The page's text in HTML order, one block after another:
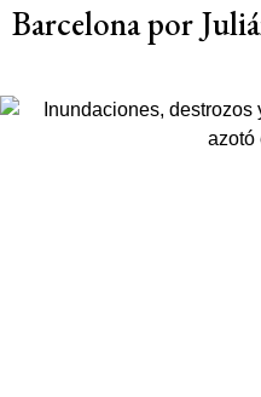
Barcelona por